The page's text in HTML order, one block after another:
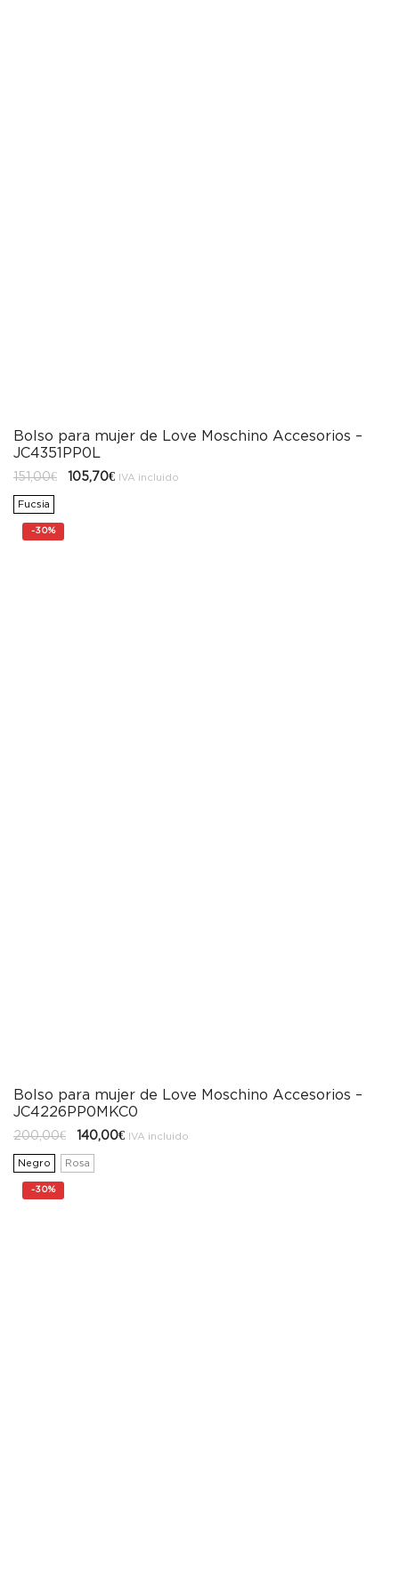
Bolso para mujer de Love Moschino Accesorios –
JC4351PP0L
151,00€
El
151,00€.
105,70€ElIVA incluido
Fucsia
-30%
Bolso para mujer de Love Moschino Accesorios –
JC4226PP0MKC0
200,00€
El
original
era:
140,00€ElIVA incluido
Negro Rosa
-30%